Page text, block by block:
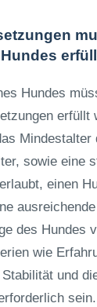
Hundes
erfüllt
Mindestalter
sowie eine
einen
des Hundes
wie
und